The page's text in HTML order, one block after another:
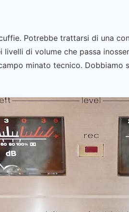
Potrebbe trattarsi di una
di volume che passa
minato tecnico.